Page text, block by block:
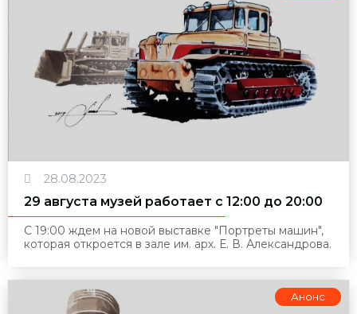
28.08.2023
29 августа музей работает с 12:00 до 20:00
С 19:00 ждем на новой выставке "Портреты машин",
которая откроется в зале им. арх. Е. В. Александрова.
Анонс